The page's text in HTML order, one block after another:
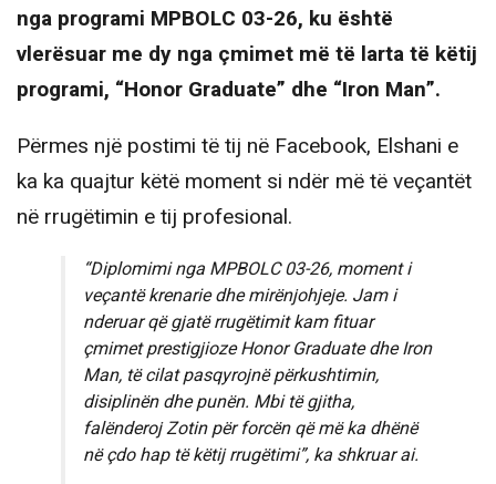
nga programi MPBOLC 03-26, ku është
vlerësuar me dy nga çmimet më të larta të këtij
programi, “Honor Graduate” dhe “Iron Man”.
Përmes një postimi të tij në Facebook, Elshani e
ka ka quajtur këtë moment si ndër më të veçantët
në rrugëtimin e tij profesional.
“Diplomimi nga MPBOLC 03-26, moment i
veçantë krenarie dhe mirënjohjeje. Jam i
nderuar që gjatë rrugëtimit kam fituar
çmimet prestigjioze Honor Graduate dhe Iron
Man, të cilat pasqyrojnë përkushtimin,
disiplinën dhe punën. Mbi të gjitha,
falënderoj Zotin për forcën që më ka dhënë
në çdo hap të këtij rrugëtimi”, ka shkruar ai.